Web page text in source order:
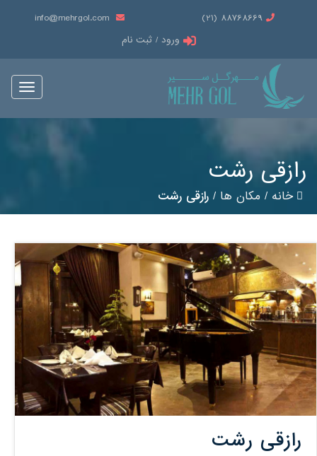
88768669 (21)
info@mehrgol.com
ورود / ثبت نام
Toggle
رازقی رشت
خانه/ مکان ها/ رازقی رشت
رازقی رشت